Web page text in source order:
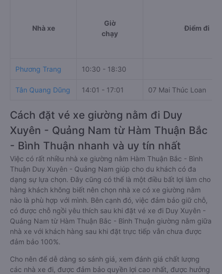
Nhà xe
Giờ
chạy
Điểm đi
Phương Trang 10:30 - 18:30
Tân Quang Dũng 14:01 - 17:01 07 Mai Thúc Loan
Cách đặt vé xe giường nằm đi Duy
Xuyên - Quảng Nam từ Hàm Thuận Bắc
- Bình Thuận nhanh và uy tín nhất
Việc có rất nhiều nhà xe giường nằm Hàm Thuận Bắc - Bình
Thuận Duy Xuyên - Quảng Nam giúp cho du khách có đa
dạng sự lựa chọn. Đây cũng có thể là một điều bất lợi làm cho
hàng khách không biết nên chọn nhà xe có xe giường nằm
nào là phù hợp với mình. Bên cạnh đó, việc đảm bảo giữ chỗ,
có được chỗ ngồi yêu thích sau khi đặt vé xe đi Duy Xuyên -
Quảng Nam từ Hàm Thuận Bắc - Bình Thuận giường nằm giữa
nhà xe với khách hàng sau khi đặt trực tiếp vẫn chưa được
đảm bảo 100%.
Cho nên để dễ dàng so sánh giá, xem đánh giá chất lượng
các nhà xe đi, được đảm bảo quyền lợi cao nhất, được hưởng